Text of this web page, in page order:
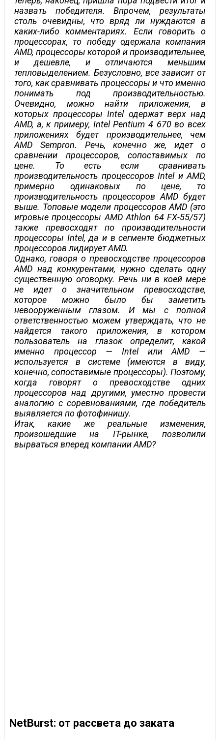
назвать победителя. Впрочем, результаты
столь очевидны, что вряд ли нуждаются в
каких-либо комментариях. Если говорить о
процессорах, то победу одержала компания
AMD, процессоры которой и производительнее,
и дешевле, и отличаются меньшим
тепловыделением. Безусловно, все зависит от
того, как сравнивать процессоры и что именно
понимать под производительностью.
Очевидно, можно найти приложения, в
которых процессоры Intel одержат верх над
AMD, а, к примеру, Intel Pentium 4 670 во всех
приложениях будет производительнее, чем
AMD Sempron. Речь, конечно же, идет о
сравнении процессоров, сопоставимых по
цене. То есть если сравнивать
производительность процессоров Intel и AMD,
примерно одинаковых по цене, то
производительность процессоров AMD будет
выше. Топовые модели процессоров AMD (это
игровые процессоры AMD Athlon 64 FX-55/57)
также превосходят по производительности
процессоры Intel, да и в сегменте бюджетных
процессоров лидирует AMD.
Однако, говоря о превосходстве процессоров
AMD над конкурентами, нужно сделать одну
существенную оговорку. Речь ни в коей мере
не идет о значительном превосходстве,
которое можно было бы заметить
невооруженным глазом. И мы с полной
ответственностью можем утверждать, что не
найдется такого приложения, в котором
пользователь на глазок определит, какой
именно процессор — Intel или AMD —
используется в системе (имеются в виду,
конечно, сопоставимые процессоры). Поэтому,
когда говорят о превосходстве одних
процессоров над другими, уместно провести
аналогию с соревнованиями, где победитель
выявляется по фотофинишу.
Итак, какие же реальные изменения,
произошедшие на IT-рынке, позволили
вырваться вперед компании AMD?
NetBurst: от рассвета до заката